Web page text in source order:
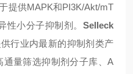
提供MAPK和PI3K/Akt/mT
性小分子抑制剂。 Selleck
行业内最新的抑制剂类产
通量筛选抑制剂分子库、A